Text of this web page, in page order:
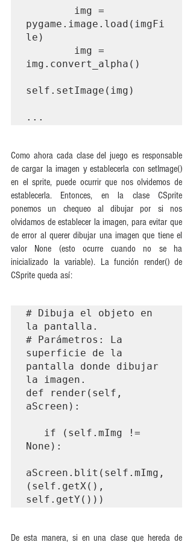
pygame.image.load(imgFi
le)
img.convert_alpha()
self.setImage(img)
...
Como ahora cada clase del juego es responsable
de cargar la imagen y establecerla con setImage()
en el sprite, puede ocurrir que nos olvidemos de
establecerla. Entonces, en la clase CSprite
ponemos un chequeo al dibujar por si nos
olvidamos de establecer la imagen, para evitar que
de error al querer dibujar una imagen que tiene el
valor None (esto ocurre cuando no se ha
inicializado la variable). La función render() de
CSprite queda así:
# Dibuja el objeto en
la pantalla.
# Parámetros: La
superficie de la
pantalla donde dibujar
la imagen.
def render(self,
aScreen):
None):
aScreen.blit(self.mImg,
(self.getX(),
self.getY()))
De esta manera, si en una clase que hereda de